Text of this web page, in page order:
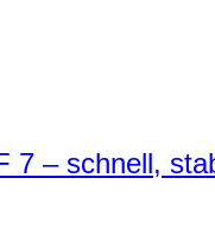
7 – schnell,